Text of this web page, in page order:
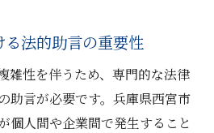
法的助言の重要性
雑性を伴うため、専門的な法律
助言が必要です。兵庫県西宮市
個人間や企業間で発生すること